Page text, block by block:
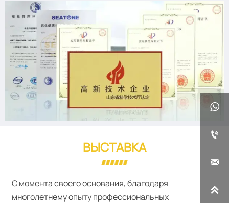
ВЫСТАВКА
С момента своего основания, благодаря
многолетнему опыту профессиональных



